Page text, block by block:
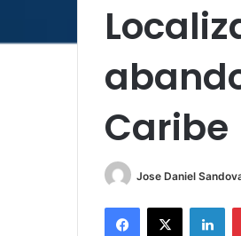
Caribe
Jose Daniel
Facebook
X